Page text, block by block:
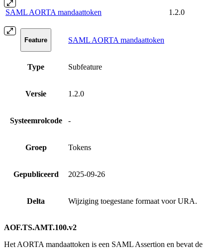
SAML AORTA mandaattoken 1.2.0
Feature SAML AORTA mandaattoken
Type Subfeature
Versie 1.2.0
Systeemrolcode -
Groep Tokens
Gepubliceerd 2025-09-26
Delta Wijziging toegestane formaat voor URA.
AOF.TS.AMT.100.v2
Het AORTA mandaattoken is een SAML Assertion en bevat de